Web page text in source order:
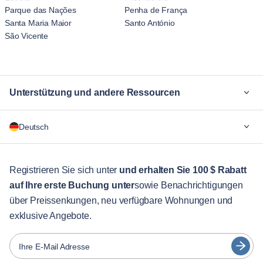
Parque das Nações
Penha de França
Santa Maria Maior
Santo António
São Vicente
Unterstützung und andere Ressourcen
Für Unternehmen
Gästebetreuung
Stadt-Guide
Partner
Vermieter von Möbeln
Vermieter
Deutsch
English
Português
Español
Français
Registrieren Sie sich unter und erhalten Sie 100 $ Rabatt
auf Ihre erste Buchung untersowie Benachrichtigungen
über Preissenkungen, neu verfügbare Wohnungen und
exklusive Angebote.
Ihre E-Mail Adresse